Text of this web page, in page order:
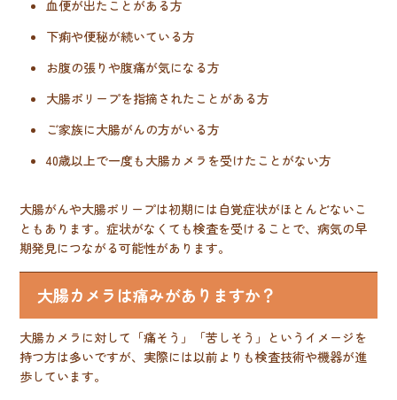
血便が出たことがある方
下痢や便秘が続いている方
お腹の張りや腹痛が気になる方
大腸ポリープを指摘されたことがある方
ご家族に大腸がんの方がいる方
40歳以上で一度も大腸カメラを受けたことがない方
大腸がんや大腸ポリープは初期には自覚症状がほとんどないこ
ともあります。症状がなくても検査を受けることで、病気の早
期発見につながる可能性があります。
大腸カメラは痛みがありますか？
大腸カメラに対して「痛そう」「苦しそう」というイメージを
持つ方は多いですが、実際には以前よりも検査技術や機器が進
歩しています。